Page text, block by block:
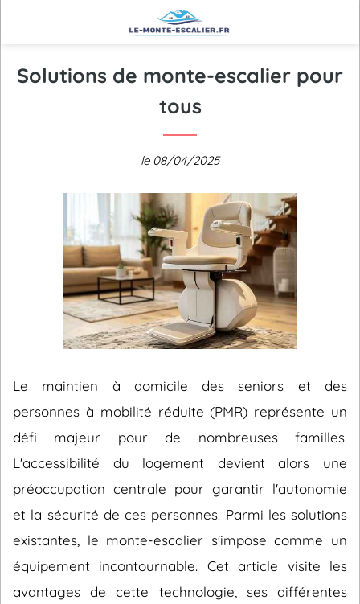
Solutions de monte-escalier pour
tous
le 08/04/2025
Le maintien à domicile des seniors et des
personnes à mobilité réduite (PMR) représente un
défi majeur pour de nombreuses familles.
L'accessibilité du logement devient alors une
préoccupation centrale pour garantir l'autonomie
et la sécurité de ces personnes. Parmi les solutions
existantes, le monte-escalier s'impose comme un
équipement incontournable. Cet article visite les
avantages de cette technologie, ses différentes